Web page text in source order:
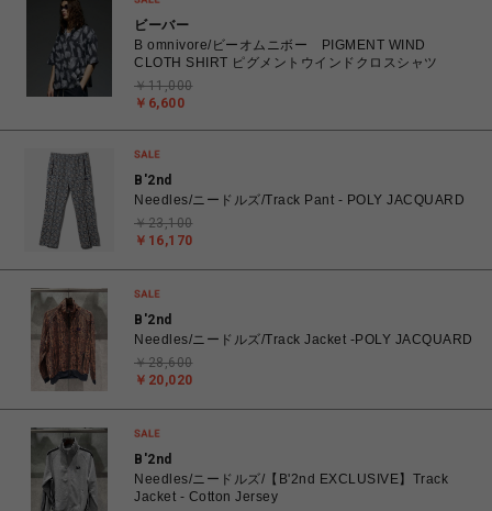
ビーバー
B omnivore/ビーオムニボー PIGMENT WIND
CLOTH SHIRT ピグメントウインドクロスシャツ
￥6,600
￥11,000
B'2nd
Needles/ニードルズ/Track Pant - POLY JACQUARD
￥16,170
￥23,100
B'2nd
Needles/ニードルズ/Track Jacket -POLY JACQUARD
￥20,020
￥28,600
B'2nd
Needles/ニードルズ/【B'2nd EXCLUSIVE】Track
Jacket - Cotton Jersey